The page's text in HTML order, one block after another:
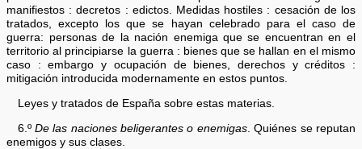
manifiestos : decretos : edictos. Medidas hostiles : cesación de los
tratados, excepto los que se hayan celebrado para el caso de
guerra: personas de la nación enemiga que se encuentran en el
territorio al principiarse la guerra : bienes que se hallan en el mismo
caso : embargo y ocupación de bienes, derechos y créditos :
mitigación introducida modernamente en estos puntos.
Leyes y tratados de España sobre estas materias.
6.ºDe las naciones beligerantes o enemigas. Quiénes se reputan
enemigos y sus clases.